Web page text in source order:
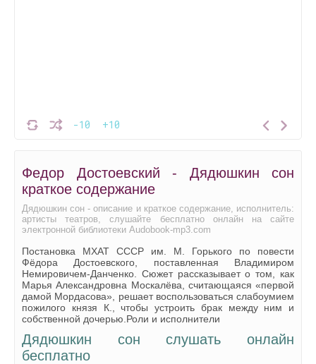
-10 +10
Федор Достоевский - Дядюшкин сон
краткое содержание
Дядюшкин сон - описание и краткое содержание, исполнитель:
артисты театров, слушайте бесплатно онлайн на сайте
электронной библиотеки Audobook-mp3.com
Постановка МХАТ СССР им. М. Горького по повести
Фёдора Достоевского, поставленная Владимиром
Немировичем-Данченко. Сюжет рассказывает о том, как
Марья Александровна Москалёва, считающаяся «первой
дамой Мордасова», решает воспользоваться слабоумием
пожилого князя К., чтобы устроить брак между ним и
собственной дочерью.Роли и исполнители
Дядюшкин сон слушать онлайн
бесплатно